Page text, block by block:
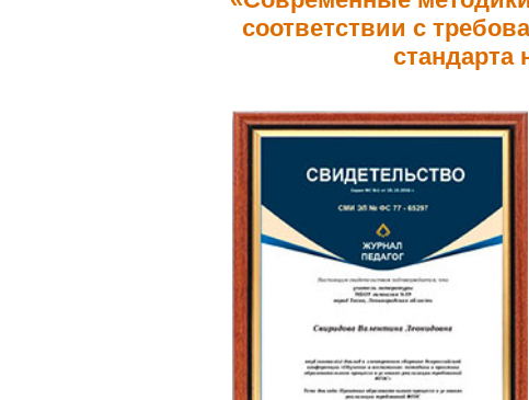
соответствии с